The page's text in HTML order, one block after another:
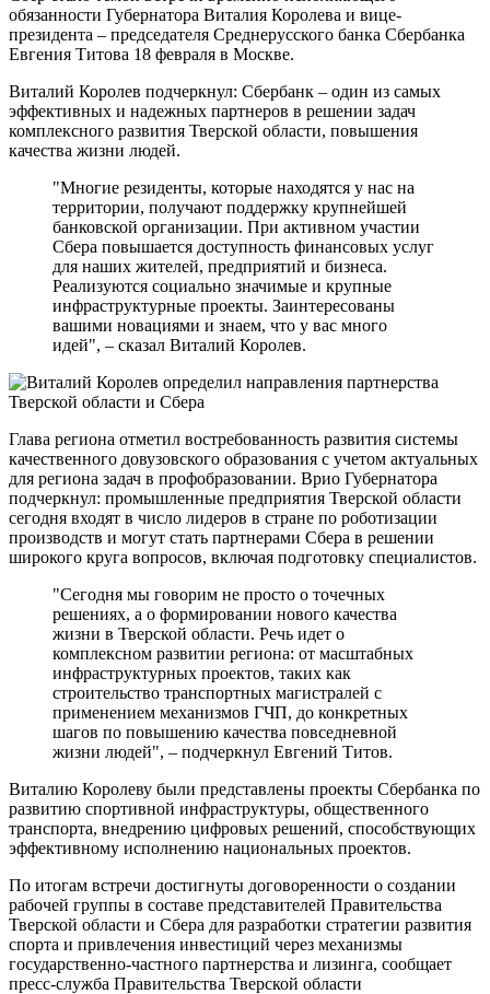
обязанности Губернатора Виталия Королева и вице-
президента – председателя Среднерусского банка Сбербанка
Евгения Титова 18 февраля в Москве.
Виталий Королев подчеркнул: Сбербанк – один из самых
эффективных и надежных партнеров в решении задач
комплексного развития Тверской области, повышения
качества жизни людей.
"Многие резиденты, которые находятся у нас на
территории, получают поддержку крупнейшей
банковской организации. При активном участии
Сбера повышается доступность финансовых услуг
для наших жителей, предприятий и бизнеса.
Реализуются социально значимые и крупные
инфраструктурные проекты. Заинтересованы
вашими новациями и знаем, что у вас много
идей", – сказал Виталий Королев.
Глава региона отметил востребованность развития системы
качественного довузовского образования с учетом актуальных
для региона задач в профобразовании. Врио Губернатора
подчеркнул: промышленные предприятия Тверской области
сегодня входят в число лидеров в стране по роботизации
производств и могут стать партнерами Сбера в решении
широкого круга вопросов, включая подготовку специалистов.
"Сегодня мы говорим не просто о точечных
решениях, а о формировании нового качества
жизни в Тверской области. Речь идет о
комплексном развитии региона: от масштабных
инфраструктурных проектов, таких как
строительство транспортных магистралей с
применением механизмов ГЧП, до конкретных
шагов по повышению качества повседневной
жизни людей", – подчеркнул Евгений Титов.
Виталию Королеву были представлены проекты Сбербанка по
развитию спортивной инфраструктуры, общественного
транспорта, внедрению цифровых решений, способствующих
эффективному исполнению национальных проектов.
По итогам встречи достигнуты договоренности о создании
рабочей группы в составе представителей Правительства
Тверской области и Сбера для разработки стратегии развития
спорта и привлечения инвестиций через механизмы
государственно-частного партнерства и лизинга, сообщает
пресс-служба Правительства Тверской области